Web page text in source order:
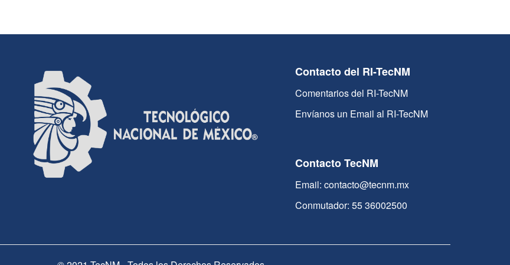
Contacto del RI-TecNM
Comentarios del RI-TecNM
Envíanos un Email al RI-TecNM
Contacto TecNM
Email: contacto@tecnm.mx
Conmutador: 55 36002500